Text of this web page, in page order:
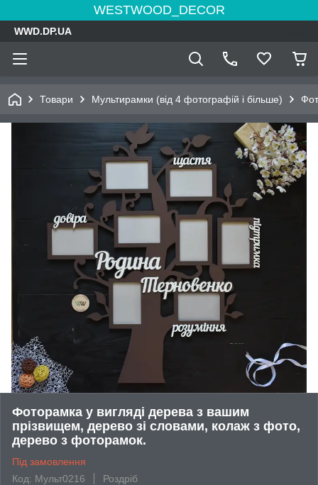
WESTWOOD_DECOR
WWD.DP.UA
Товари Мультирамки (від 4 фотографій і більше)
Фоторамка у вигляді дерева з вашим
прізвищем, дерево зі словами, колаж з фото,
дерево з фоторамок.
Під замовлення
Код: Мульт0216
Роздріб